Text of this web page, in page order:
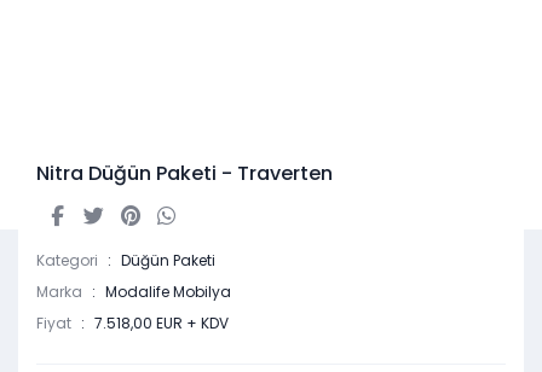
Nitra Düğün Paketi - Traverten
Kategori
Düğün Paketi
Marka
Modalife Mobilya
Fiyat
7.518,00 EUR + KDV